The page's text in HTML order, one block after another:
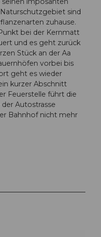
sind
zuhause.
bei der Kernmatt
und es geht zurück
Stück an der Aa
vorbei bis
geht es wieder
kurzer Abschnitt
Feuerstelle führt die
Autostrasse
Bahnhof nicht mehr